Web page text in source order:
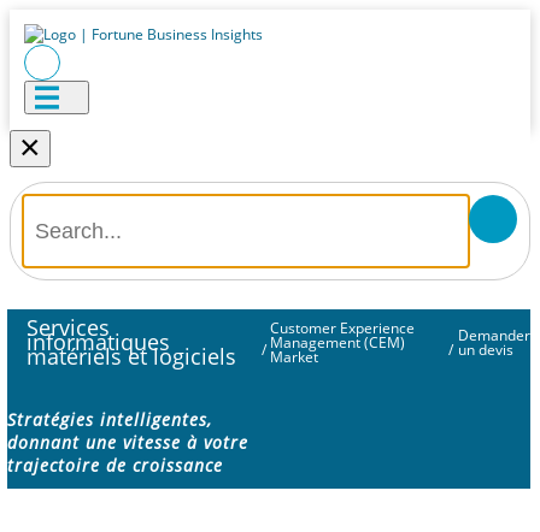
×
Services
informatiques
matériels et logiciels /
Customer Experience
Management (CEM)
Market /
Demander
un devis
Stratégies intelligentes,
donnant une vitesse à votre
trajectoire de croissance